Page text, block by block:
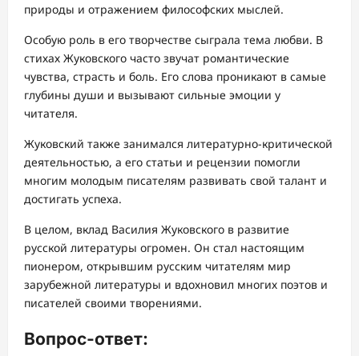
природы и отражением философских мыслей.
Особую роль в его творчестве сыграла тема любви. В
стихах Жуковского часто звучат романтические
чувства, страсть и боль. Его слова проникают в самые
глубины души и вызывают сильные эмоции у
читателя.
Жуковский также занимался литературно-критической
деятельностью, а его статьи и рецензии помогли
многим молодым писателям развивать свой талант и
достигать успеха.
В целом, вклад Василия Жуковского в развитие
русской литературы огромен. Он стал настоящим
пионером, открывшим русским читателям мир
зарубежной литературы и вдохновил многих поэтов и
писателей своими творениями.
Вопрос-ответ: